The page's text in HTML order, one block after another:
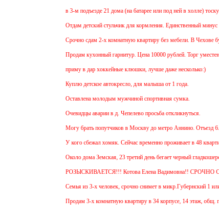
в 3-м подъезде 21 дома (на батарее или под ней в холле)
Отдам детский стульчик для кормления. Единственный минус -
Срочно сдам 2-х комнатную квартиру без мебели. В Чехове
Продам кухонный гарнитур. Цена 10000 рублей. Торг уместен.
приму в дар хоккейные клюшки, лучше даже несколько:)
Куплю детское автокресло, для малыша от 1 года.
Оставлена молодым мужчиной спортивная сумка.
Очевидцы аварии в д. Чепелево просьба откликнуться.
Могу брать попутчиков в Москву до метро Аннино. Отъезд
У кого сбежал хомяк. Сейчас временно проживает в 48
Около дома Земская, 23 третий день бегает черный
РОЗЫСКИВАЕТСЯ!!! Котова Елена Вадимовна!! СРОЧНО
Семья из 3-х человек, срочно снимет в микр.Губернский 1 или
Продам 3-х комнатную квартиру в 34 корпусе, 14 этаж, общ.